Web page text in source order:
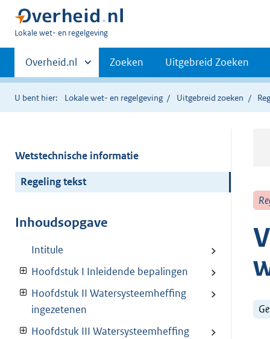
U
hier:
Lokale wet- en regelgeving
Primaire
navigatie
Andere
sites
binnen
Overheid.nl Zoeken Uitgebreid Zoeken
U bent hier: Lokale wet- en regelgeving Uitgebreid zoeken
Wetstechnische informatie
Regeling tekst
Inhoudsopgave
Intitule
Hoofdstuk I Inleidende bepalingen
Hoofdstuk II Watersysteemheffing
ingezetenen
Hoofdstuk III Watersysteemheffing